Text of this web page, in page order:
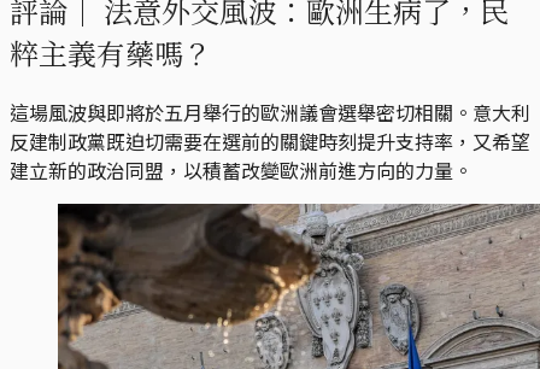
評論｜ 法意外交風波：歐洲生病了，民
粹主義有藥嗎？
這場風波與即將於五月舉行的歐洲議會選舉密切相關。意大利
反建制政黨既迫切需要在選前的關鍵時刻提升支持率，又希望
建立新的政治同盟，以積蓄改變歐洲前進方向的力量。